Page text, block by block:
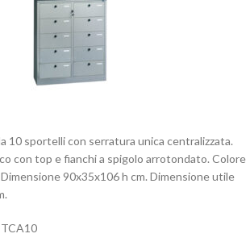
10 sportelli con serratura unica centralizzata.
con top e fianchi a spigolo arrotondato. Colore
90x35x106 h cm. Dimensione utile